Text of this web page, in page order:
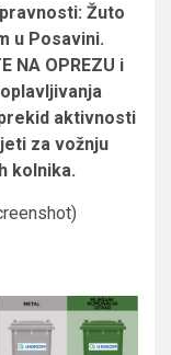
Žuto
u Posavini.
NA OPREZU i
aktivnosti
za vožnju
kolnika.